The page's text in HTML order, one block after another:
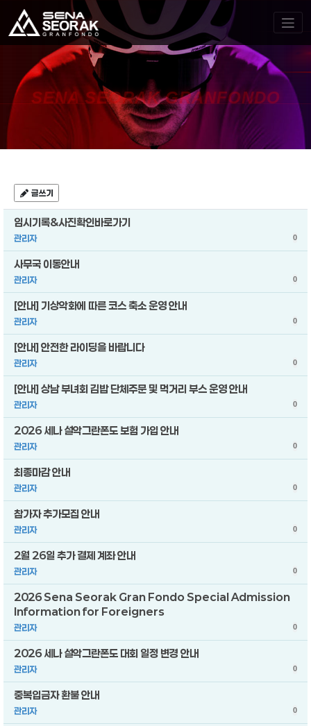
SENA SEORAK GRANFONDO
글쓰기
임시기록&사진확인바로가기
관리자 0
사무국 이동안내
관리자 0
[안내] 기상악화에 따른 코스 축소 운영 안내
관리자 0
[안내] 안전한 라이딩을 바랍니다
관리자 0
[안내] 상남 부녀회 김밥 단체주문 및 먹거리 부스 운영 안내
관리자 0
2026 세나 설악그란폰도 보험 가입 안내
관리자 0
최종마감 안내
관리자 0
참가자 추가모집 안내
관리자 0
2월 26일 추가 결제 계좌 안내
관리자 0
2026 Sena Seorak Gran Fondo Special Admission
Information for Foreigners
관리자 0
2026 세나 설악그란폰도 대회 일정 변경 안내
관리자 0
중복입금자 환불 안내
관리자 0